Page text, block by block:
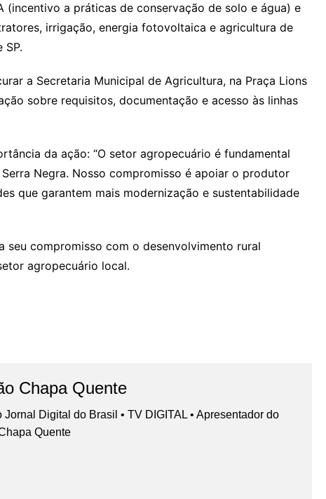
(incentivo a práticas de conservação de solo e água) e
irrigação, energia fotovoltaica e agricultura de
SP.
a Secretaria Municipal de Agricultura, na Praça Lions
sobre requisitos, documentação e acesso às linhas
da ação: “O setor agropecuário é fundamental
Negra. Nosso compromisso é apoiar o produtor
que garantem mais modernização e sustentabilidade
seu compromisso com o desenvolvimento rural
agropecuário local.
Chapa Quente
Jornal Digital do Brasil • TV DIGITAL • Apresentador do
Quente